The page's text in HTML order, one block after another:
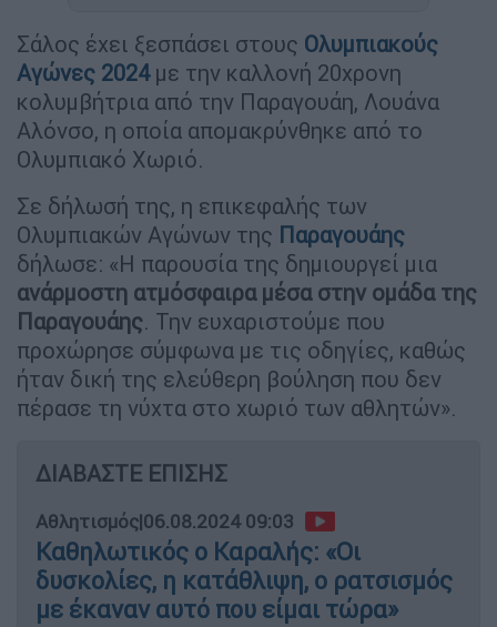
Σάλος έχει ξεσπάσει στους Ολυμπιακούς
Αγώνες 2024 με την καλλονή 20χρονη
κολυμβήτρια από την Παραγουάη, Λουάνα
Αλόνσο, η οποία απομακρύνθηκε από το
Ολυμπιακό Χωριό.
Σε δήλωσή της, η επικεφαλής των
Ολυμπιακών Αγώνων της Παραγουάης
δήλωσε: «Η παρουσία της δημιουργεί μια
ανάρμοστη ατμόσφαιρα μέσα στην ομάδα της
Παραγουάης. Την ευχαριστούμε που
προχώρησε σύμφωνα με τις οδηγίες, καθώς
ήταν δική της ελεύθερη βούληση που δεν
πέρασε τη νύχτα στο χωριό των αθλητών».
ΔΙΑΒΑΣΤΕ ΕΠΙΣΗΣ
Αθλητισμός|06.08.2024 09:03
Kαθηλωτικός ο Καραλής: «Οι
δυσκολίες, η κατάθλιψη, ο ρατσισμός
με έκαναν αυτό που είμαι τώρα»